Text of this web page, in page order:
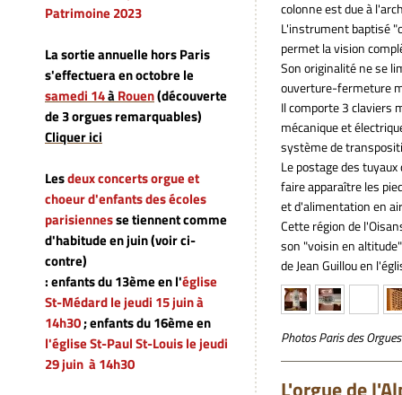
Patrimoine 2023
La sortie annuelle hors Paris
s'effectuera en octobre le
samedi 14àRouen(découverte
de 3 orgues remarquables)
Cliquer ici
Lesdeux concerts orgue et
choeur d'enfants des écoles
parisiennesse tiennent comme
d'habitude en juin (voir ci-
contre)
: enfants du 13ème en l'église
St-Médard le jeudi 15 juin à
14h30; enfants du 16ème en
l'église St-Paul St-Louisle jeudi
29 juin à 14h30
colonne est due à
L'instrument baptisé
permet la vision
Son originalité ne se
ouverture-fermeture
Il comporte 3 claviers
mécanique et
système de
Le postage des
faire apparaître les
et d'alimentation en
Cette région de
son "voisin en
de Jean Guillou en
Photos Paris des Orgues